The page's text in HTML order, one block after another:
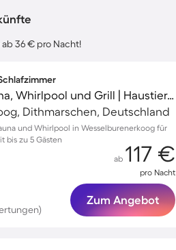
36 € pro Nacht!
Ferienhaus mit Sauna, Whirlpool und Grill | Haustiere erlaubt
Dithmarschen, Deutschland
und Whirlpool in Wesselburenerkoog für
bis zu 5 Gästen
ab 117 €
pro Nacht
Zum Angebot